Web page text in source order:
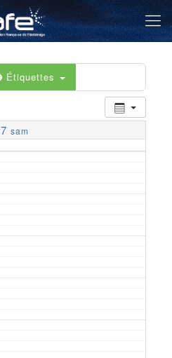
Étiquettes
7 sam